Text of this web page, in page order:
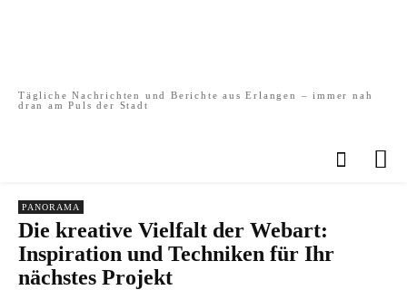
Tägliche Nachrichten und Berichte aus Erlangen – immer nah
dran am Puls der Stadt
PANORAMA
Die kreative Vielfalt der Webart:
Inspiration und Techniken für Ihr
nächstes Projekt